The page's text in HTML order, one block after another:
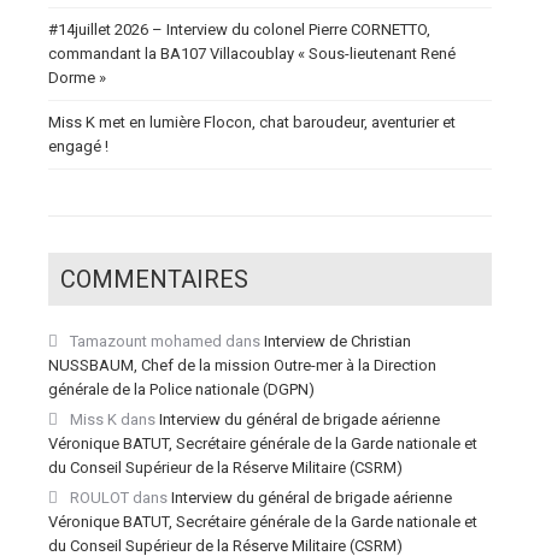
#14juillet 2026 – Interview du colonel Pierre CORNETTO,
commandant la BA107 Villacoublay « Sous-lieutenant René
Dorme »
Miss K met en lumière Flocon, chat baroudeur, aventurier et
engagé !
COMMENTAIRES
Tamazount mohamed dans Interview de Christian
NUSSBAUM, Chef de la mission Outre-mer à la Direction
générale de la Police nationale (DGPN)
Miss K dans Interview du général de brigade aérienne
Véronique BATUT, Secrétaire générale de la Garde nationale et
du Conseil Supérieur de la Réserve Militaire (CSRM)
ROULOT dans Interview du général de brigade aérienne
Véronique BATUT, Secrétaire générale de la Garde nationale et
du Conseil Supérieur de la Réserve Militaire (CSRM)